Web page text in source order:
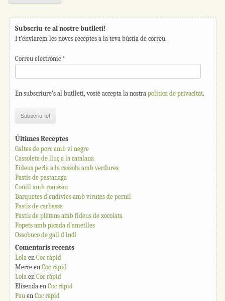
Subscriu-te al nostre butlletí!
I t'enviarem les noves receptes a la teva bústia de correu.
Correu electrònic *
En subscriure's al butlletí, vostè accepta la nostra política de privacitat.
Últimes Receptes
Galtes de porc amb vi negre
Cassoleta de lluç a la catalana
Fideus perla a la cassola amb verdures
Pastís de pastanaga
Conill amb romesco
Barquetes d’endívies amb virutes de pernil
Pastís de carbassa
Pastís de plàtans amb fideus de xocolata
Popets amb picada d’ametlles
Ossobuco de gall d’indi
Comentaris recents
Lola en Coc ràpid
Merce en Coc ràpid
Lola en Coc ràpid
Elisenda en Coc ràpid
Pau en Coc ràpid